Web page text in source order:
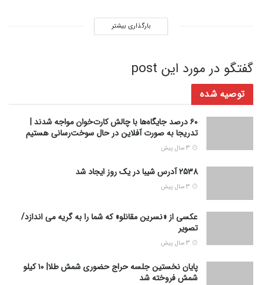
بارگذاری بیشتر
گفتگو در مورد این post
توصیه شده
۶۰ درصد جایگاه‌ها با چالش کارت‌خوان‌ مواجه شدند |
تدریجا به صورت آفلاین در حال سوخت‌رسانی هستیم
2538 آدرس شیبا در یک روز ایجاد شد
عکسی از «نسرین مقانلو» که شما را به گریه می اندازد/
تصویر
پایان نخستین جلسه حراج حضوری شمش طلا| ۱۰ کیلو
شمش فروخته شد